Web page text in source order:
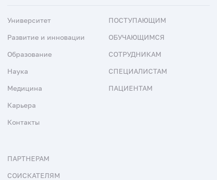
Университет
Развитие и инновации
Образование
Наука
Медицина
Карьера
Контакты
ПОСТУПАЮЩИМ
ОБУЧАЮЩИМСЯ
СОТРУДНИКАМ
СПЕЦИАЛИСТАМ
ПАЦИЕНТАМ
ПАРТНЕРАМ
СОИСКАТЕЛЯМ